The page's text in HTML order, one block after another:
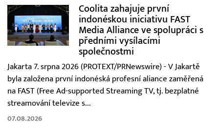
Coolita zahajuje první
indonéskou iniciativu FAST
Media Alliance ve spolupráci s
předními vysílacími
společnostmi
Jakarta 7. srpna 2026 (PROTEXT/PRNewswire) - V Jakartě
byla založena první indonéská profesní aliance zaměřená
na FAST (Free Ad-supported Streaming TV, tj. bezplatné
streamování televize s...
07.08.2026